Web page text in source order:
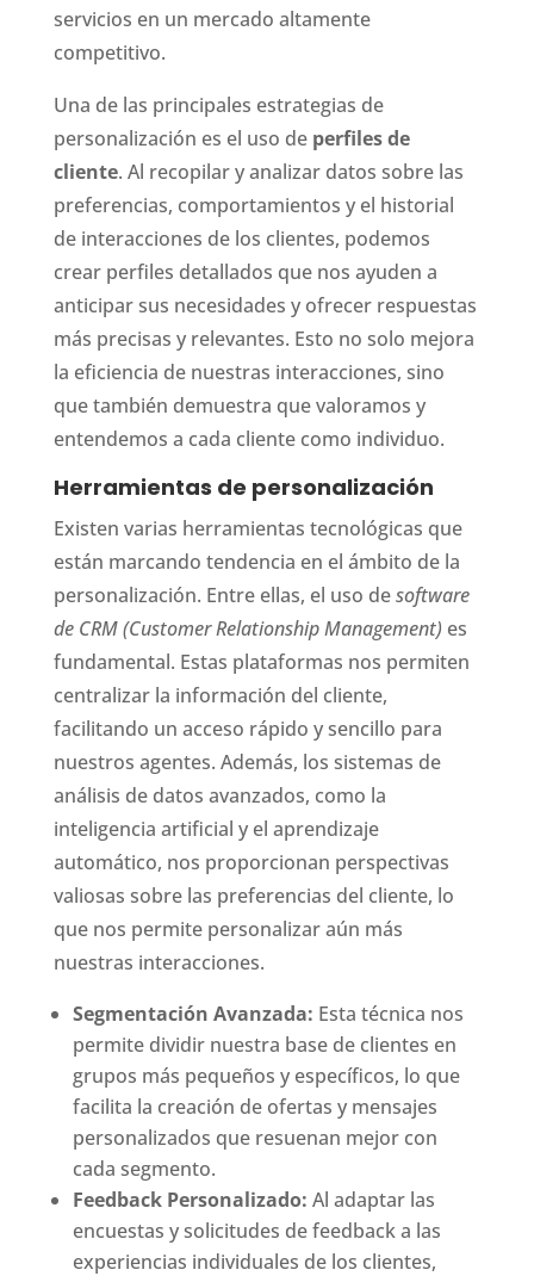
servicios en un mercado altamente
competitivo.
Una de las principales estrategias de
personalización es el uso de perfiles de
cliente. Al recopilar y analizar datos sobre las
preferencias, comportamientos y el historial
de interacciones de los clientes, podemos
crear perfiles detallados que nos ayuden a
anticipar sus necesidades y ofrecer respuestas
más precisas y relevantes. Esto no solo mejora
la eficiencia de nuestras interacciones, sino
que también demuestra que valoramos y
entendemos a cada cliente como individuo.
Herramientas de personalización
Existen varias herramientas tecnológicas que
están marcando tendencia en el ámbito de la
personalización. Entre ellas, el uso desoftware
de CRM (Customer Relationship Management) es
fundamental. Estas plataformas nos permiten
centralizar la información del cliente,
facilitando un acceso rápido y sencillo para
nuestros agentes. Además, los sistemas de
análisis de datos avanzados, como la
inteligencia artificial y el aprendizaje
automático, nos proporcionan perspectivas
valiosas sobre las preferencias del cliente, lo
que nos permite personalizar aún más
nuestras interacciones.
Segmentación Avanzada: Esta técnica nos
permite dividir nuestra base de clientes en
grupos más pequeños y específicos, lo que
facilita la creación de ofertas y mensajes
personalizados que resuenan mejor con
cada segmento.
Feedback Personalizado: Al adaptar las
encuestas y solicitudes de feedback a las
experiencias individuales de los clientes,